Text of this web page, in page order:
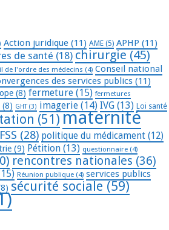
Action juridique (11) AME (5) APHP (11)
de santé (18) chirurgie (45)
de l'ordre des médecins (4) Conseil national
des services publics (11)
(8) fermeture (15) fermetures
(8) GHT(3) imagerie (14) IVG (13) Loi santé
(51) maternité
(28) politique du médicament (12)
(9) Pétition (13) questionnaire (4)
rencontres nationales (36)
Réunion publique (4) services publics
sécurité sociale (59)